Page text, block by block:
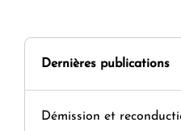
Dernières publications
Démission et